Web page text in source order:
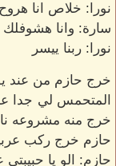
نورا: خلاص انا
سارة: وانا
نورا: ربنا ييسر
خرج حازم من عند
المتحمس لي جدا
خرج منه مشروعه
حازم خرج ركب
حازم: الو يا حبيبتي